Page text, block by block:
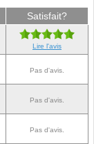
Satisfait?
Lire l'avis
Pas d'avis.
Pas d'avis.
Pas d'avis.